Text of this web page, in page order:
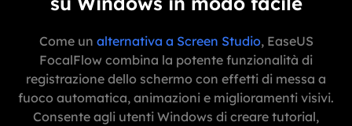
Come un alternativa a Screen Studio, EaseUS
FocalFlow combina la potente funzionalità di
registrazione dello schermo con effetti di messa a
fuoco automatica, animazioni e miglioramenti visivi.
Consente agli utenti Windows di creare tutorial,